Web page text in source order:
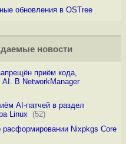
обновления в OSTree
новости
приём кода,
AI. В NetworkManager
AI-патчей в раздел
Linux
(52)
Nixpkgs Core